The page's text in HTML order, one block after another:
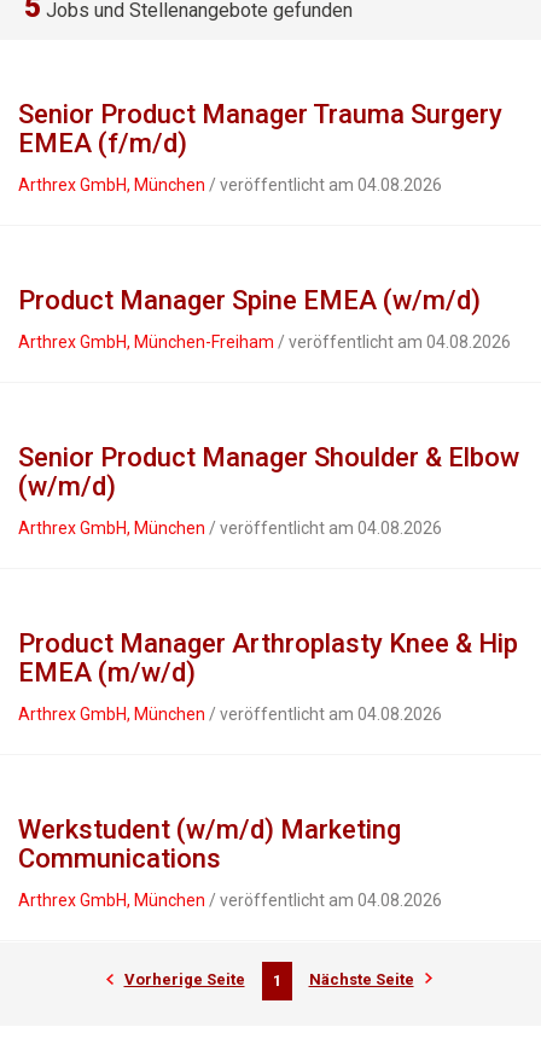
5 Jobs und Stellenangebote gefunden
Senior Product Manager Trauma Surgery
EMEA (f/m/d)
Arthrex GmbH, München / veröffentlicht am 04.08.2026
Product Manager Spine EMEA (w/m/d)
Arthrex GmbH, München-Freiham / veröffentlicht am 04.08.2026
Senior Product Manager Shoulder & Elbow
(w/m/d)
Arthrex GmbH, München / veröffentlicht am 04.08.2026
Product Manager Arthroplasty Knee & Hip
EMEA (m/w/d)
Arthrex GmbH, München / veröffentlicht am 04.08.2026
Werkstudent (w/m/d) Marketing
Communications
Arthrex GmbH, München / veröffentlicht am 04.08.2026
Vorherige Seite 1 Nächste Seite